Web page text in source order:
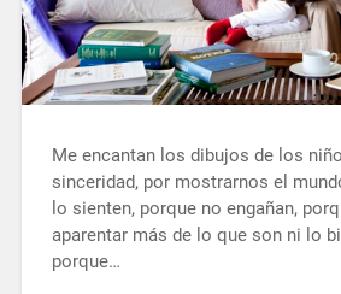
Me encantan los dibujos de los
sinceridad, por mostrarnos el
lo sienten, porque no engañan,
aparentar más de lo que son ni lo
porque…